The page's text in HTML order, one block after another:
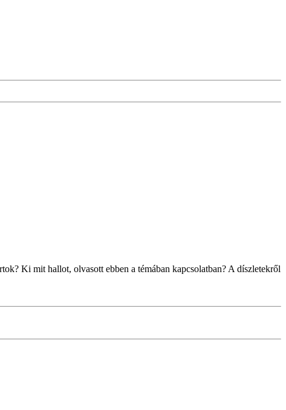
Ki mit hallot, olvasott ebben a témában kapcsolatban? A díszletekről